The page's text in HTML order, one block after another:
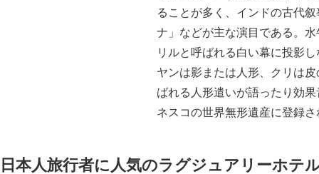
ることが多く、インドの古代
ナ」などが主な演目である。
リルと呼ばれる白い幕に投影
ヤンは影または人形、クリは
ばれる人形遣いが語ったり効
ネスコの世界無形遺産に登録
日本人旅行者に人気のラグジュアリーホテ